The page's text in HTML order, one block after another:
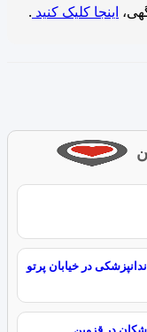
اینجا کلیک کنید .
در خیابان پرتو